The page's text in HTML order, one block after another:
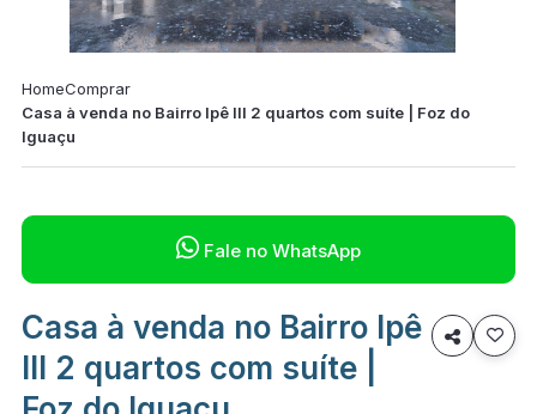
HomeComprar
Casa à venda no Bairro Ipê III 2 quartos com suíte | Foz do
Iguaçu
 Fale no WhatsApp
Casa à venda no Bairro Ipê
III 2 quartos com suíte |
